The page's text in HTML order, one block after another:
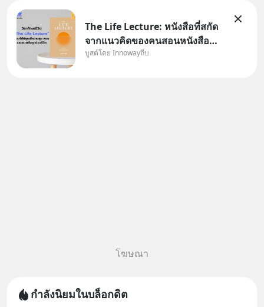
The Life Lecture: หนังสือที่สกัด
จากแนวคิดของคนสอนหนังสือ
สวัสดีครับเพื่อนๆชาว
บูสต์โดย Innowayถีบ
โฆษณา
กำลังนิยมในบล็อกดิต